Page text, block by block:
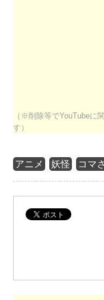
（※削除等でYouTubeに
す）
アニメ 妖怪 コマ